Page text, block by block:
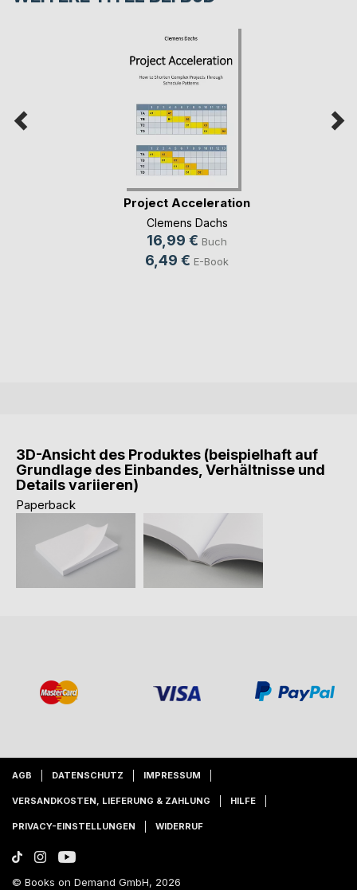
Project Acceleration
Clemens Dachs
16,99 € Buch
6,49 € E-Book
3D-Ansicht des Produktes (beispielhaft auf
Grundlage des Einbandes, Verhältnisse und
Details variieren)
Paperback
AGB DATENSCHUTZ IMPRESSUM
VERSANDKOSTEN, LIEFERUNG & ZAHLUNG HILFE
PRIVACY-EINSTELLUNGEN WIDERRUF
© Books on Demand GmbH, 2026